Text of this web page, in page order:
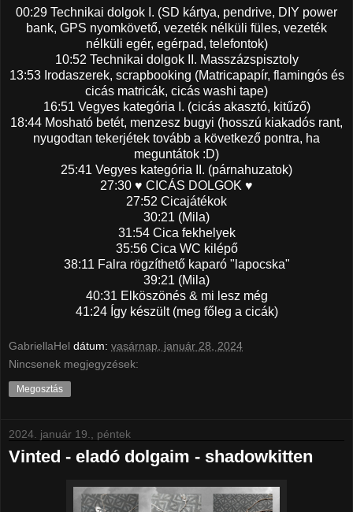
00:29 Technikai dolgok I. (SD kártya, pendrive, DIY power
bank, GPS nyomkövető, vezeték nélküli füles, vezeték
nélküli egér, egérpad, telefontok)
10:52 Technikai dolgok II. Masszázspisztoly
13:53 Irodaszerek, scrapbooking (Matricapapír, flamingós és
cicás matricák, cicás washi tape)
16:51 Vegyes kategória I. (cicás akasztó, kitűző)
18:44 Mosható betét, menzesz bugyi (hosszú kiakadós rant,
nyugodtan tekerjétek tovább a következő pontra, ha
meguntátok :D)
25:41 Vegyes kategória II. (párnahuzatok)
27:30 ♥ CICÁS DOLGOK ♥
27:52 Cicajátékok
30:21 (Mila)
31:54 Cica fekhelyek
35:56 Cica WC kilépő
38:11 Falra rögzíthető kaparó "lapocska"
39:21 (Mila)
40:31 Elköszönés & mi lesz még
41:24 Így készült (meg főleg a cicák)
GabriellaHel dátum: vasárnap, január 28, 2024
Nincsenek megjegyzések:
Megosztás
2024. január 19., péntek
Vinted - eladó dolgaim - shadowkitten